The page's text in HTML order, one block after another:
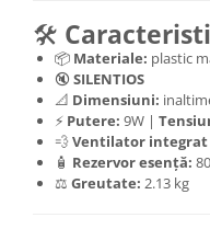
🛠️
📦 Materiale: plastic
🔇 SILENTIOS
📐 Dimensiuni:
⚡ Putere: 9W |
💨Ventilator integrat
🧴 Rezervor esență:
⚖️ Greutate: 2.13 kg